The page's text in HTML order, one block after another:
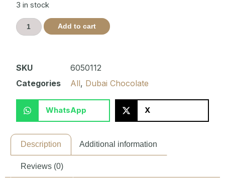
3 in stock
Add to cart
SKU
6050112
Categories
All, Dubai Chocolate
WhatsApp X
Description Additional information
Reviews (0)